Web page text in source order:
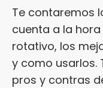
Te contaremos
cuenta a la
rotativo, los
y como usarlos.
pros y contras